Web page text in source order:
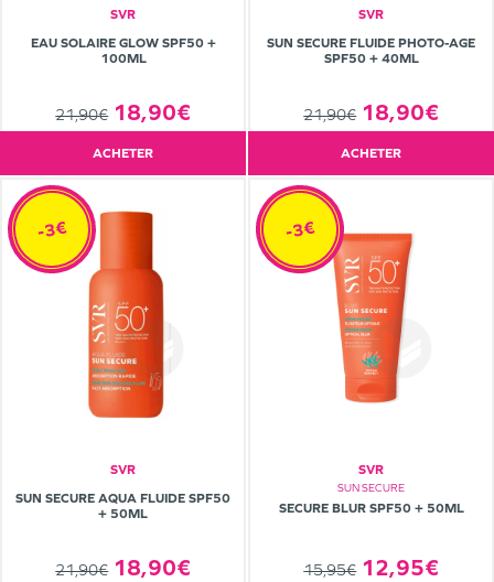
SVR
EAU SOLAIRE GLOW SPF50 +
100ML
21,90€ 18,90€
ACHETER
SVR
SUN SECURE FLUIDE PHOTO-AGE
SPF50 + 40ML
21,90€ 18,90€
ACHETER
SVR
SUN SECURE AQUA FLUIDE SPF50
+ 50ML
21,90€ 18,90€
-3€
SVR
SUN SECURE
SECURE BLUR SPF50 + 50ML
15,95€ 12,95€
-3€